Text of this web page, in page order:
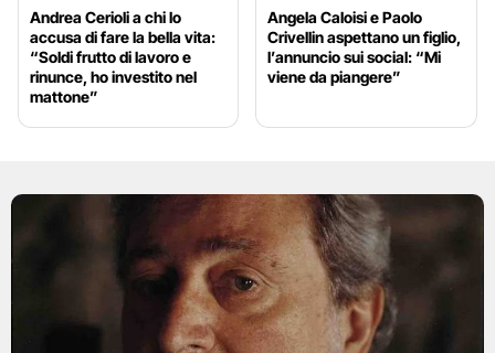
Andrea Cerioli a chi lo
accusa di fare la bella vita:
“Soldi frutto di lavoro e
rinunce, ho investito nel
mattone”
Angela Caloisi e Paolo
Crivellin aspettano un figlio,
l’annuncio sui social: “Mi
viene da piangere”